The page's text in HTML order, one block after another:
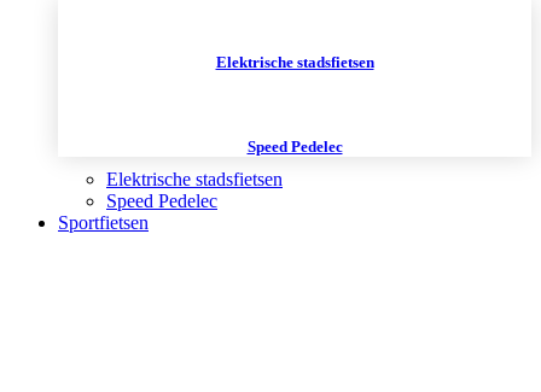
Elektrische stadsfietsen
Speed Pedelec
Elektrische stadsfietsen
Speed Pedelec
Sportfietsen